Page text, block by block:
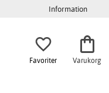
Information
Favoriter Varukorg